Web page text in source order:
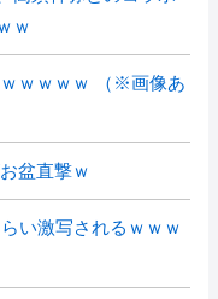
ｗ
ｗｗｗｗｗ （※画像あ
盆直撃ｗ
い激写されるｗｗｗ